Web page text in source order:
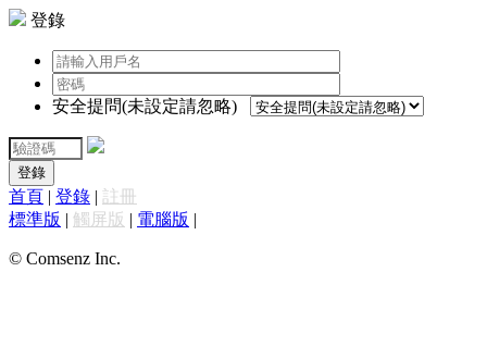
登錄
安全提問(未設定請忽略)
登錄
首頁 | 登錄 | 註冊
標準版 | 觸屏版 | 電腦版 |
© Comsenz Inc.